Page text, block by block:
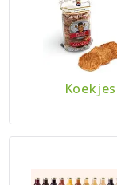
Koekjes